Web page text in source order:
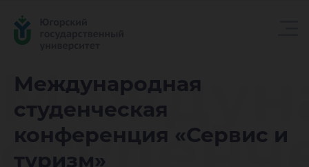
Международная
студенческая
конференция «Сервис и
туризм»